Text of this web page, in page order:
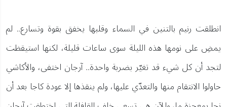
انطلقت رنيم بالتنين في السماء وقلبها يخفق بقوة وتسارع.. لم
يمضِ على نومها هذه الليلة سوى ساعات قليلة، لكنها استيقظت
لتجد أن كل شيء قد تغيّر بضربة واحدة.. آرجان اختفى، والأكاشي
حاولوا الانتقام منها والتعدّي عليها، ولم ينقذها إلا عودة كاجا بعد أن